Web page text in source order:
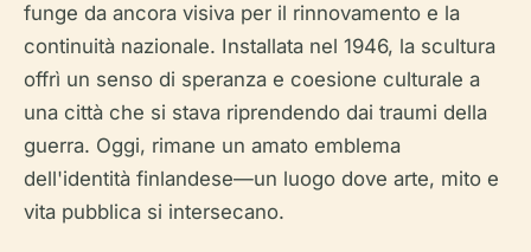
funge da ancora visiva per il rinnovamento e la
continuità nazionale. Installata nel 1946, la scultura
offrì un senso di speranza e coesione culturale a
una città che si stava riprendendo dai traumi della
guerra. Oggi, rimane un amato emblema
dell'identità finlandese—un luogo dove arte, mito e
vita pubblica si intersecano.